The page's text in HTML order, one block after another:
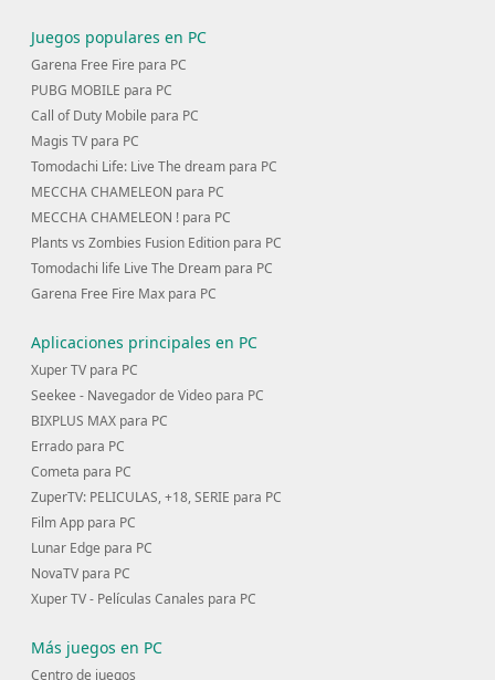
Juegos populares en PC
Garena Free Fire para PC
PUBG MOBILE para PC
Call of Duty Mobile para PC
Magis TV para PC
Tomodachi Life: Live The dream para PC
MECCHA CHAMELEON para PC
MECCHA CHAMELEON ! para PC
Plants vs Zombies Fusion Edition para PC
Tomodachi life Live The Dream para PC
Garena Free Fire Max para PC
Aplicaciones principales en PC
Xuper TV para PC
Seekee - Navegador de Video para PC
BIXPLUS MAX para PC
Errado para PC
Cometa para PC
ZuperTV: PELICULAS, +18, SERIE para PC
Film App para PC
Lunar Edge para PC
NovaTV para PC
Xuper TV - Películas Canales para PC
Más juegos en PC
Centro de juegos